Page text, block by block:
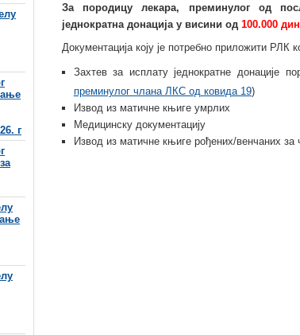
г
За породицу лекара, преминулог од
једнократна донација у висини од 100.000
Документација коју је потребно приложити РЛК
Захтев за исплату једнократне донације
преминулог члана ЛКС од ковида 19)
Извод из матичне књиге умрлих
Медицинску документацију
Извод из матичне књиге рођених/венчаних